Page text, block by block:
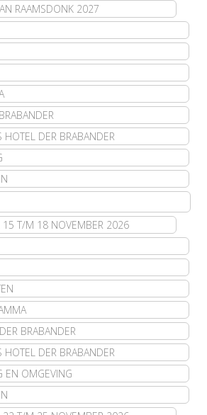
RAAMSDONK 2027
HOTEL DER BRABANDER
15 T/M 18 NOVEMBER 2026
BRABANDER
HOTEL DER BRABANDER
EN OMGEVING